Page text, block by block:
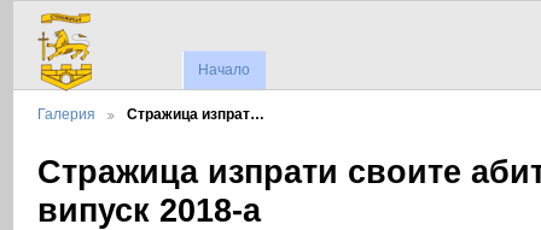
Начало
Галерия Стражица изпрат…
Стражица изпрати своите
випуск 2018-а